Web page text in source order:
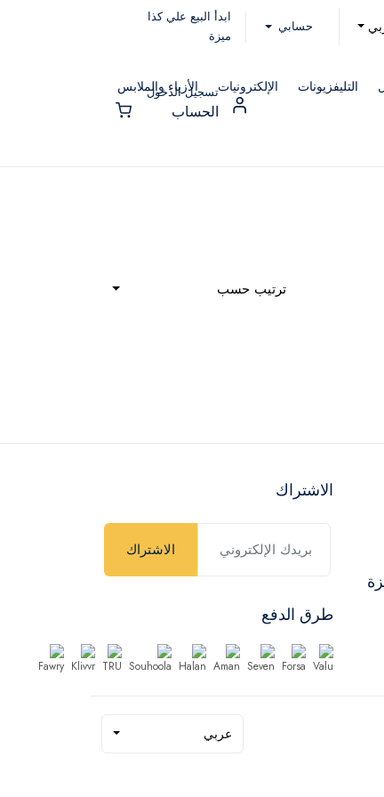
حسابي
ابدأ البيع علي كذا
ميزة
التليفزيونات الإلكترونيات الأزياء والملابس
تسجيل الدخول
الحساب
ترتيب حسب
الاشتراك
الاشتراك
طرق الدفع
عربي